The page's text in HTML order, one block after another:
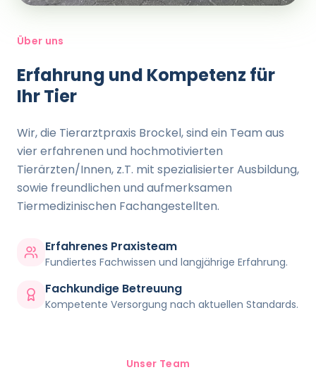
Über uns
Erfahrung und Kompetenz für
Ihr Tier
Wir, die Tierarztpraxis Brockel, sind ein Team aus
vier erfahrenen und hochmotivierten
Tierärzten/Innen, z.T. mit spezialisierter Ausbildung,
sowie freundlichen und aufmerksamen
Tiermedizinischen Fachangestellten.
Erfahrenes Praxisteam
Fundiertes Fachwissen und langjährige Erfahrung.
Fachkundige Betreuung
Kompetente Versorgung nach aktuellen Standards.
Unser Team